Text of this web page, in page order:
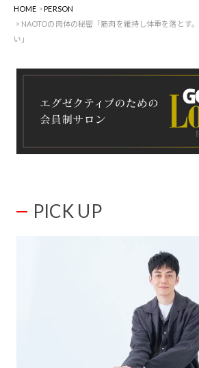
HOME
PERSON
NAOTOの肉体の秘密「筋肉を維持し体重を落とす
い」
PICK UP